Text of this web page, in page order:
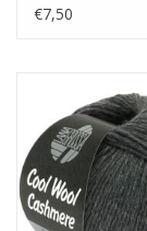
€7,50